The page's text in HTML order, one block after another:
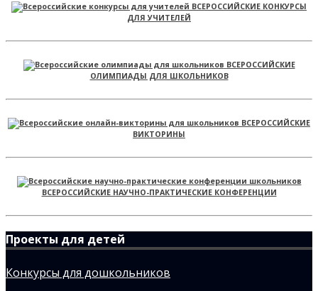
ВСЕРОССИЙСКИЕ КОНКУРСЫ
ДЛЯ УЧИТЕЛЕЙ
ВСЕРОССИЙСКИЕ
ОЛИМПИАДЫ ДЛЯ ШКОЛЬНИКОВ
ВСЕРОССИЙСКИЕ
ВИКТОРИНЫ
ВСЕРОССИЙСКИЕ НАУЧНО-ПРАКТИЧЕСКИЕ КОНФЕРЕНЦИИ
Проекты для детей
Конкурсы для дошкольников